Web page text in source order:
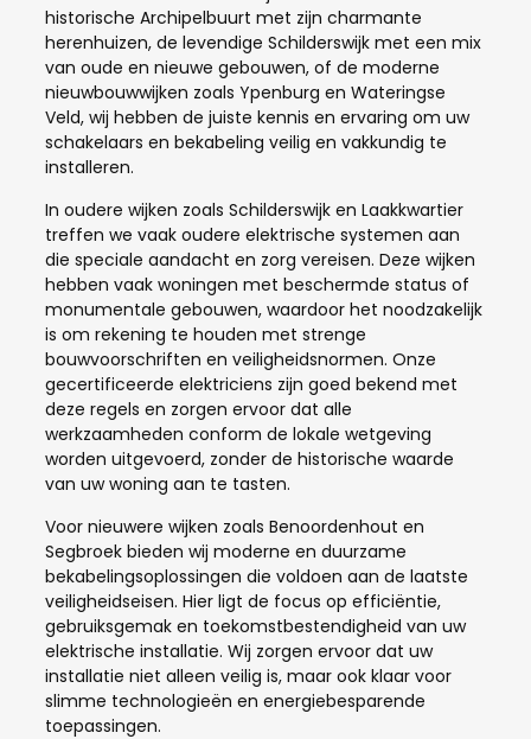
historische Archipelbuurt met zijn charmante
herenhuizen, de levendige Schilderswijk met een mix
van oude en nieuwe gebouwen, of de moderne
nieuwbouwwijken zoals Ypenburg en Wateringse
Veld, wij hebben de juiste kennis en ervaring om uw
schakelaars en bekabeling veilig en vakkundig te
installeren.
In oudere wijken zoals Schilderswijk en Laakkwartier
treffen we vaak oudere elektrische systemen aan
die speciale aandacht en zorg vereisen. Deze wijken
hebben vaak woningen met beschermde status of
monumentale gebouwen, waardoor het noodzakelijk
is om rekening te houden met strenge
bouwvoorschriften en veiligheidsnormen. Onze
gecertificeerde elektriciens zijn goed bekend met
deze regels en zorgen ervoor dat alle
werkzaamheden conform de lokale wetgeving
worden uitgevoerd, zonder de historische waarde
van uw woning aan te tasten.
Voor nieuwere wijken zoals Benoordenhout en
Segbroek bieden wij moderne en duurzame
bekabelingsoplossingen die voldoen aan de laatste
veiligheidseisen. Hier ligt de focus op efficiëntie,
gebruiksgemak en toekomstbestendigheid van uw
elektrische installatie. Wij zorgen ervoor dat uw
installatie niet alleen veilig is, maar ook klaar voor
slimme technologieën en energiebesparende
toepassingen.